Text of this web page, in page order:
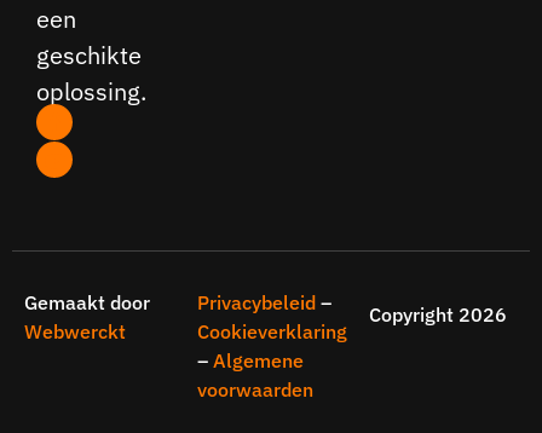
een
geschikte
oplossing.
Gemaakt door
Webwerckt
Privacybeleid–
Cookieverklaring
– Algemene
voorwaarden
Copyright 2026